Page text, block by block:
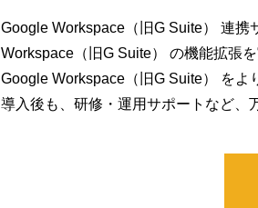
Google Workspace（旧G Suite） 連
Workspace（旧G Suite） の機能拡張を
Google Workspace（旧G Suite） をよ
導入後も、研修・運用サポートなど、